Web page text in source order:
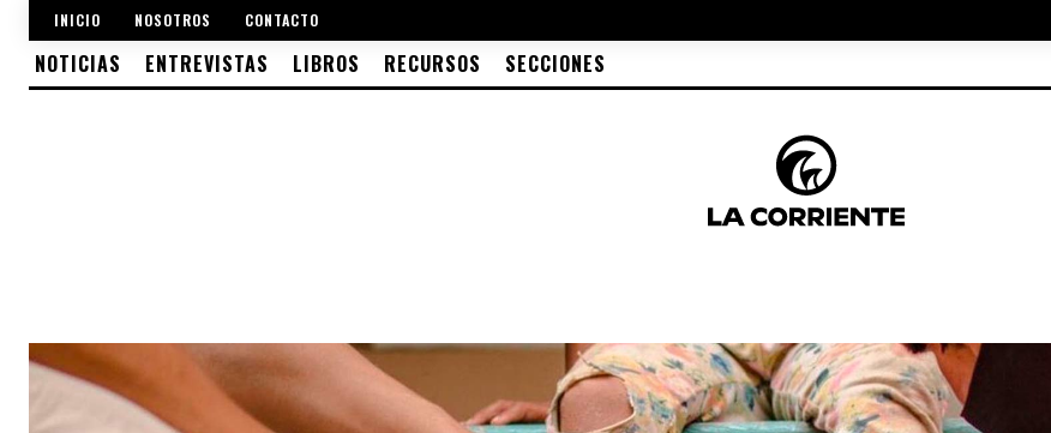
INICIO NOSOTROS CONTACTO
NOTICIAS ENTREVISTAS LIBROS RECURSOS SECCIONES